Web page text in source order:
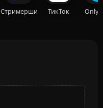
Стримерши ТикТок